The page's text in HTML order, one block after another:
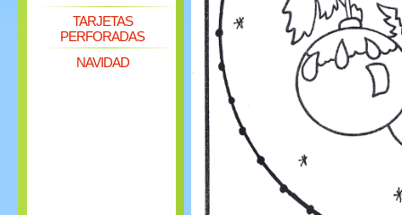
TARJETAS
PERFORADAS
NAVIDAD